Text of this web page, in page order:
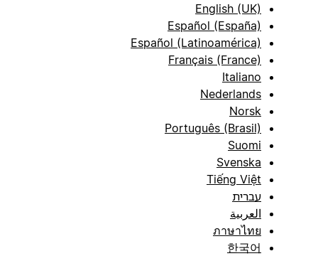
English (UK)
Español (España)
Español (Latinoamérica)
Français (France)
Italiano
Nederlands
Norsk
Português (Brasil)
Suomi
Svenska
Tiếng Việt
עברית
العربية
ภาษาไทย
한국어